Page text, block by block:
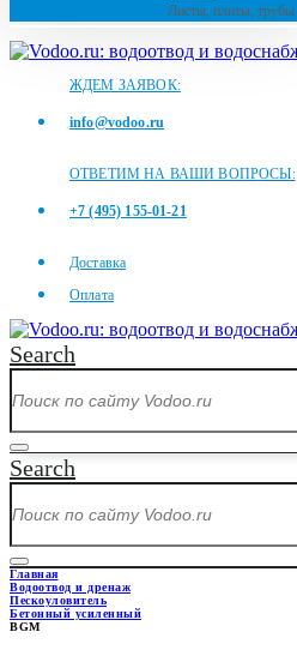
Листы, плиты, трубы
ЖДЕМ ЗАЯВОК:
info@vodoo.ru
ОТВЕТИМ НА ВАШИ ВОПРОСЫ:
+7 (495) 155-01-21
Доставка
Оплата
Search
Search
Главная
Водоотвод и дренаж
Пескоуловитель
Бетонный усиленный
BGM